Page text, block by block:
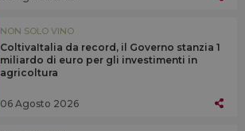
NON SOLO VINO
ColtivaItalia da record, il Governo stanzia 1
miliardo di euro per gli investimenti in
agricoltura
06 Agosto 2026